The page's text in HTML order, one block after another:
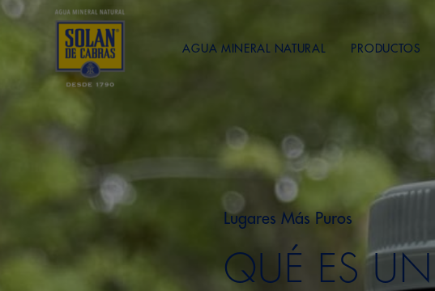
AGUA MINERAL NATURAL PRODUCTOS
Lugares Más Puros
QUÉ ES